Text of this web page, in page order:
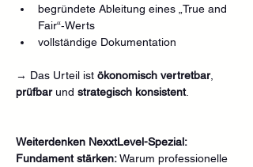
begründete Ableitung eines „True and
Fair“‑Werts
vollständige Dokumentation
→ Das Urteil ist ökonomisch vertretbar,
prüfbar und strategisch konsistent.
Weiterdenken NexxtLevel-Spezial:
Fundament stärken: Warum professionelle